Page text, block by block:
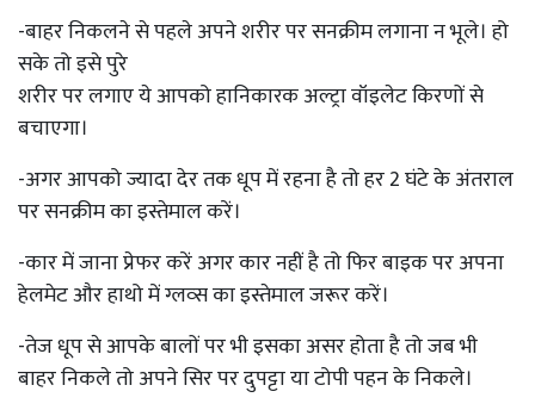
-बाहर निकलने से पहले अपने शरीर पर सनक्रीम लगाना न भूले। हो
सके तो इसे पुरे
शरीर पर लगाए ये आपको हानिकारक अल्ट्रा वॉइलेट किरणों से
बचाएगा।
-अगर आपको ज्यादा देर तक धूप में रहना है तो हर 2 घंटे के अंतराल
पर सनक्रीम का इस्तेमाल करें।
-कार में जाना प्रेफर करें अगर कार नहीं है तो फिर बाइक पर अपना
हेलमेट और हाथो में ग्लव्स का इस्तेमाल जरूर करें।
-तेज धूप से आपके बालों पर भी इसका असर होता है तो जब भी
बाहर निकले तो अपने सिर पर दुपट्टा या टोपी पहन के निकले।